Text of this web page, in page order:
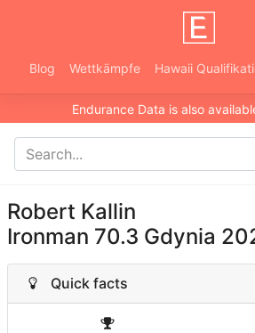
Blog Wettkämpfe Hawaii
Endurance Data is also
Robert Kallin
Ironman 70.3 Gdynia
Quick facts